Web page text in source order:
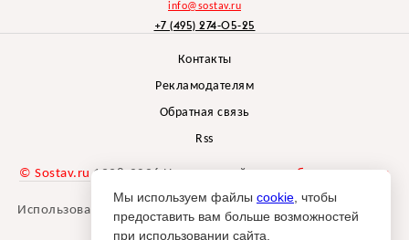
info@sostav.ru
+7 (495) 274-05-25
Контакты
Рекламодателям
Обратная связь
Rss
© Sostav.ru 1998-2026 Независимый проектбрендингового
агентства Depot
Использование материалов Sostav.ru допустимо только при
указании источника.
Мы используем файлы cookie , чтобы
предоставить вам больше возможностей
при использовании сайта.